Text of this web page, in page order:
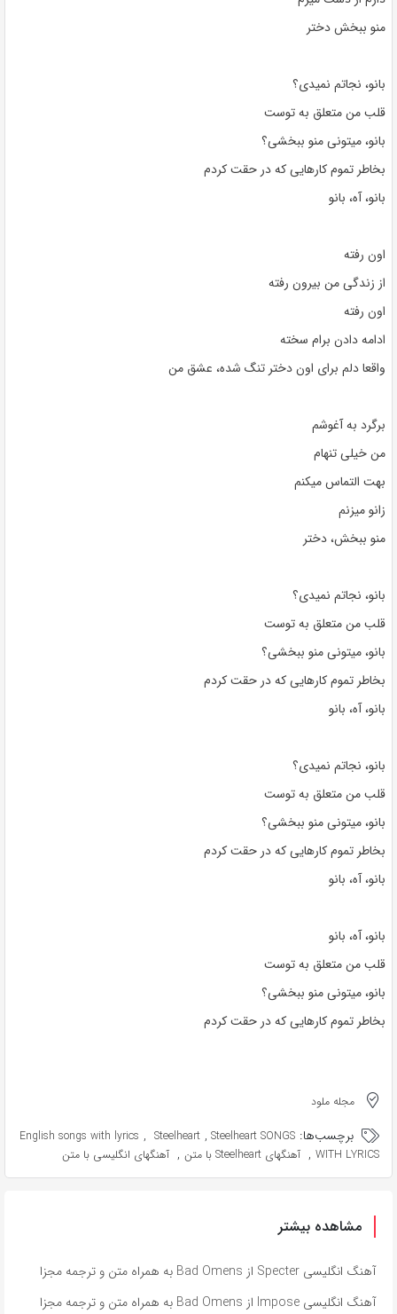
منو ببخش دختر
بانو، نجاتم نمیدی؟
قلب من متعلق به توست
بانو، میتونی منو ببخشی؟
بخاطر تموم کارهایی که در حقت کردم
بانو، آه، بانو
اون رفته
از زندگی من بیرون رفته
اون رفته
ادامه دادن برام سخته
واقعا دلم برای اون دختر تنگ شده، عشق من
برگرد به آغوشم
من خیلی تنهام
بهت التماس میکنم
زانو میزنم
منو ببخش، دختر
بانو، نجاتم نمیدی؟
قلب من متعلق به توست
بانو، میتونی منو ببخشی؟
بخاطر تموم کارهایی که در حقت کردم
بانو، آه، بانو
بانو، نجاتم نمیدی؟
قلب من متعلق به توست
بانو، میتونی منو ببخشی؟
بخاطر تموم کارهایی که در حقت کردم
بانو، آه، بانو
بانو، آه، بانو
قلب من متعلق به توست
بانو، میتونی منو ببخشی؟
بخاطر تموم کارهایی که در حقت کردم
مجله ملود
برچسب‌ها: English songs with lyrics , Steelheart , Steelheart SONGS
WITH LYRICS
, آهنگهای Steelheart با متن , آهنگهای انگلیسی با متن
مشاهده بیشتر
آهنگ انگلیسی Specter از Bad Omens به همراه متن و ترجمه مجزا
آهنگ انگلیسی Impose از Bad Omens به همراه متن و ترجمه مجزا